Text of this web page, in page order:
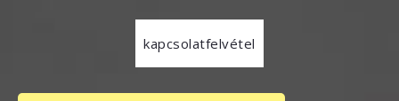
kapcsolatfelvétel